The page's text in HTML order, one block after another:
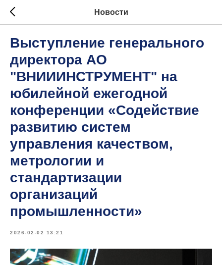
Новости
Выступление генерального
директора АО
"ВНИИИНСТРУМЕНТ" на
юбилейной ежегодной
конференции «Содействие
развитию систем
управления качеством,
метрологии и
стандартизации
организаций
промышленности»
2026-02-02 13:21